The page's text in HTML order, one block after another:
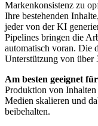
Markenkonsistenz zu
Ihre bestehenden
jeder von der KI
Pipelines bringen die
automatisch voran. Die
Unterstützung von über
Am besten geeignet
Produktion von
Medien skalieren und
beibehalten.